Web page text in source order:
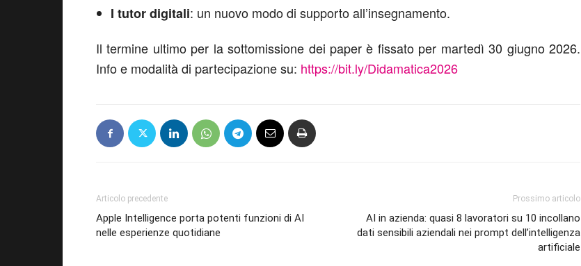
I tutor digitali: un nuovo modo di supporto all’insegnamento.
Il termine ultimo per la sottomissione dei paper è fissato per martedì 30 giugno 2026.
Info e modalità di partecipazione su: https://bit.ly/Didamatica2026
Articolo precedente
Apple Intelligence porta potenti funzioni di AI
nelle esperienze quotidiane
Prossimo articolo
AI in azienda: quasi 8 lavoratori su 10 incollano
dati sensibili aziendali nei prompt dell’intelligenza
artificiale